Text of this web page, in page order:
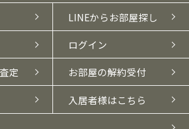
LINEからお部屋探し
ログイン
定 お部屋の解約受付
入居者様はこちら